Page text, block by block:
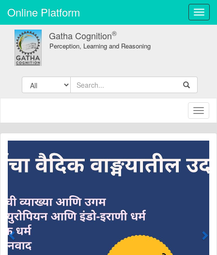
Online Platform
Gatha Cognition®
Perception, Learning and Reasoning